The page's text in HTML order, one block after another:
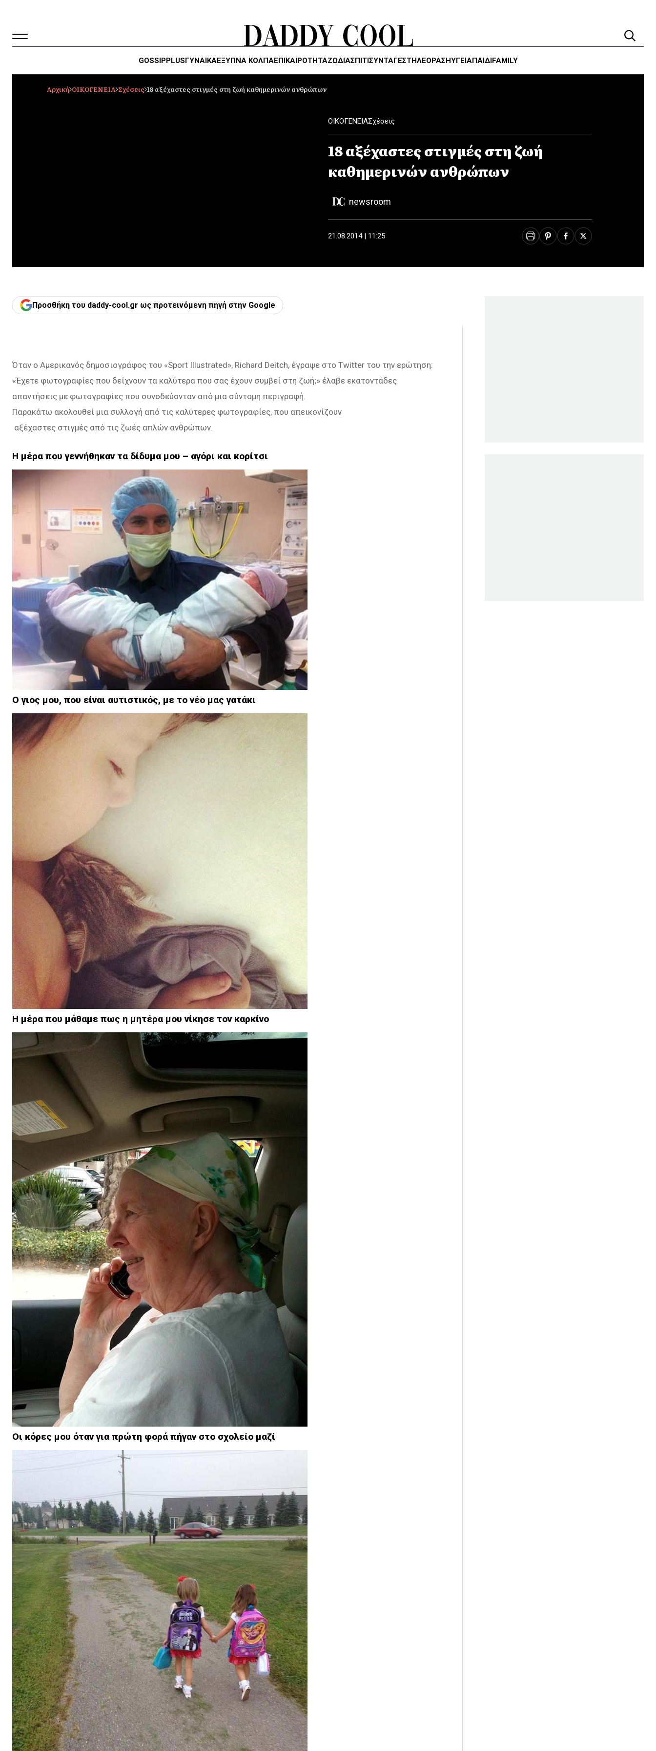
GOSSIPPLUSΓΥΝΑΙΚΑΈΞΥΠΝΑ ΚΌΛΠΑΕΠΙΚΑΙΡΟΤΗΤΑΖΏΔΙΑΣΠΙΤΙΣΥΝΤΑΓΕΣΤΗΛΕΌΡΑΣΗΥΓΕΊΑΠΑΙΔΙFAMILY
Αρχική ΟΙΚΟΓΕΝΕΙΑ Σχέσεις 18 αξέχαστες στιγμές στη ζωή καθημερινών ανθρώπων
ΟΙΚΟΓΕΝΕΙΑΣχέσεις
18 αξέχαστες στιγμές στη ζωή
καθημερινών ανθρώπων
newsroom
21.08.2014 | 11:25
Προσθήκη του daddy-cool.gr ως προτεινόμενη πηγή στην Google
Όταν ο Αμερικανός δημοσιογράφος του «Sport Illustrated», Richard Deitch, έγραψε στο Twitter του την ερώτηση:
«Έχετε φωτογραφίες που δείχνουν τα καλύτερα που σας έχουν συμβεί στη ζωή;» έλαβε εκατοντάδες
απαντήσεις με φωτογραφίες που συνοδεύονταν από μια σύντομη περιγραφή.
Παρακάτω ακολουθεί μια συλλογή από τις καλύτερες φωτογραφίες, που απεικονίζουν
αξέχαστες στιγμές από τις ζωές απλών ανθρώπων.
Η μέρα που γεννήθηκαν τα δίδυμα μου – αγόρι και κορίτσι
Ο γιος μου, που είναι αυτιστικός, με το νέο μας γατάκι
Η μέρα που μάθαμε πως η μητέρα μου νίκησε τον καρκίνο
Οι κόρες μου όταν για πρώτη φορά πήγαν στο σχολείο μαζί